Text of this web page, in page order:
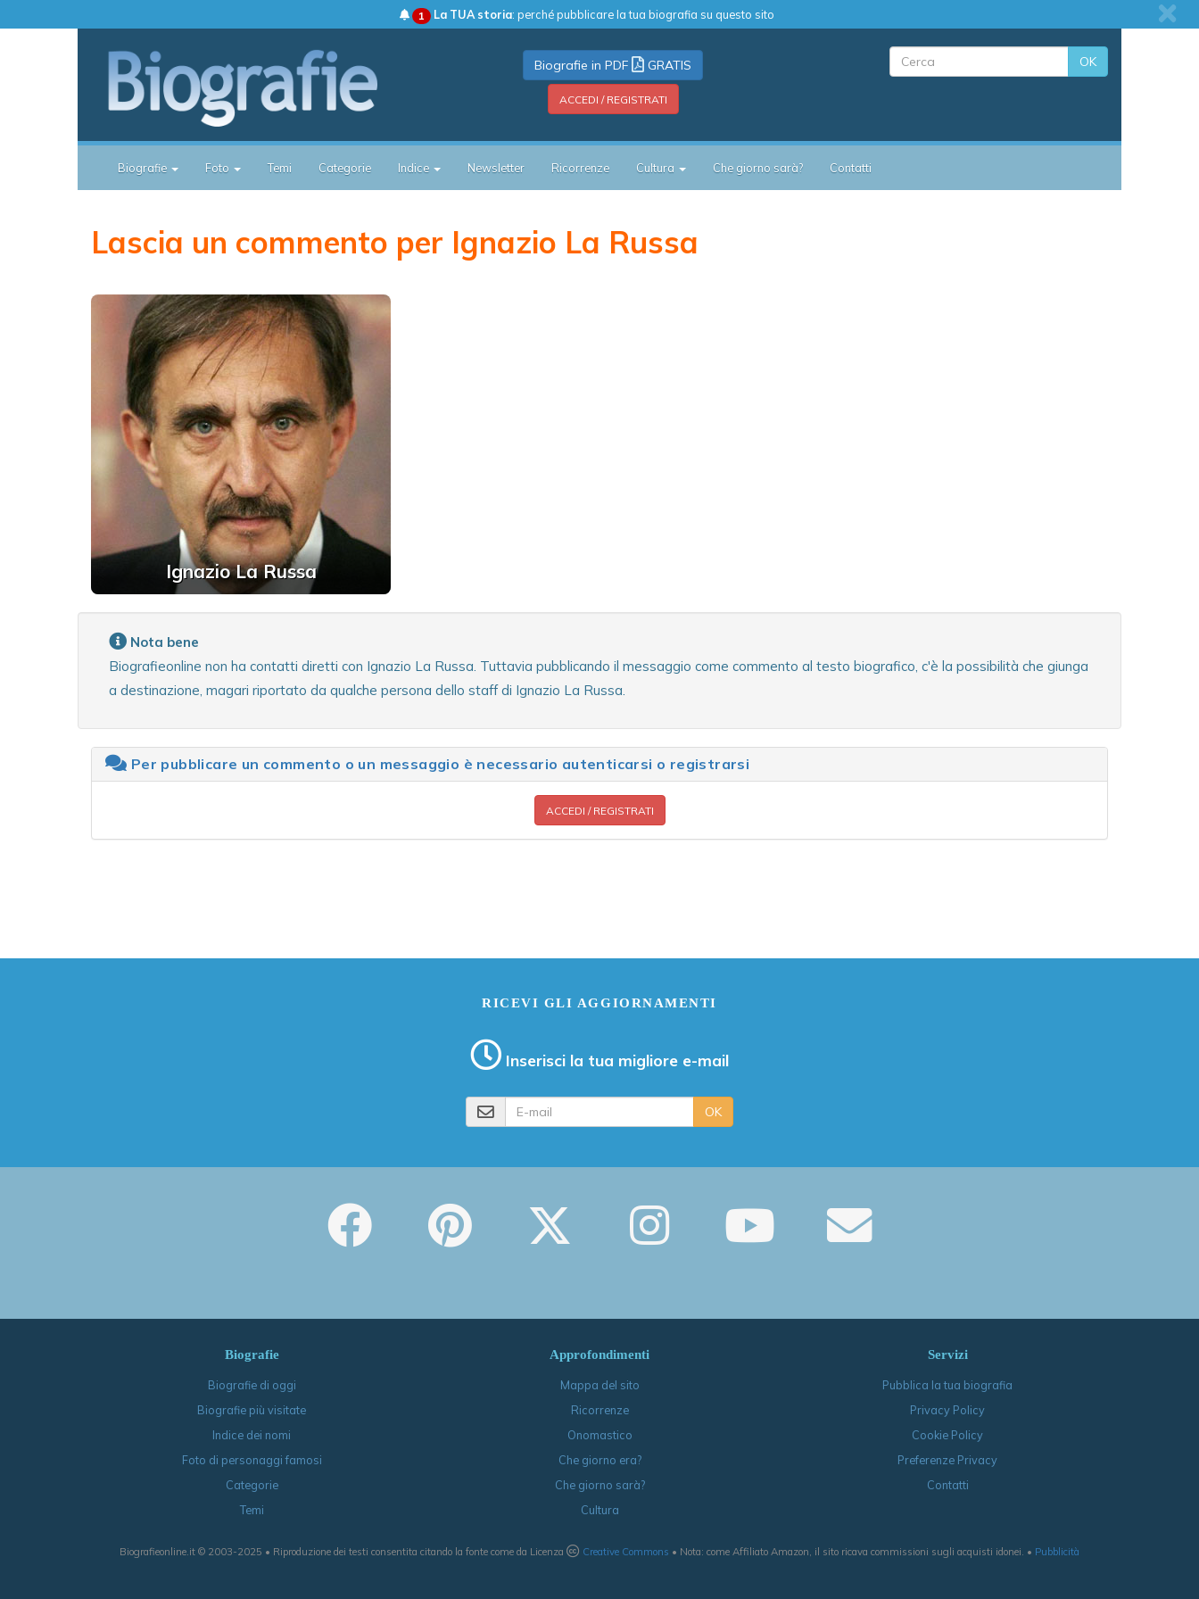
1 La TUA storia: perché pubblicare la tua biografia su questo sito
Biografie in PDF GRATIS
ACCEDI / REGISTRATI
OK
Biografie Foto Temi Categorie Indice Newsletter Ricorrenze Cultura Che giorno sarà? Contatti
Lascia un commento per Ignazio La Russa
Ignazio La Russa
Nota bene
Biografieonline non ha contatti diretti con Ignazio La Russa. Tuttavia pubblicando il messaggio come commento al testo biografico, c'è la possibilità che giunga
a destinazione, magari riportato da qualche persona dello staff di Ignazio La Russa.
Per pubblicare un commento o un messaggio è necessario autenticarsi o registrarsi
ACCEDI / REGISTRATI
RICEVI GLI AGGIORNAMENTI
Inserisci la tua migliore e-mail
OK
Biografie
Biografie di oggi
Biografie più visitate
Indice dei nomi
Foto di personaggi famosi
Categorie
Temi
Approfondimenti
Mappa del sito
Ricorrenze
Onomastico
Che giorno era?
Che giorno sarà?
Cultura
Servizi
Pubblica la tua biografia
Privacy Policy
Cookie Policy
Preferenze Privacy
Contatti
Biografieonline.it © 2003-2025 • Riproduzione dei testi consentita citando la fonte come da Licenza Creative Commons • Nota: come Affiliato Amazon, il sito ricava commissioni sugli acquisti idonei. • Pubblicità